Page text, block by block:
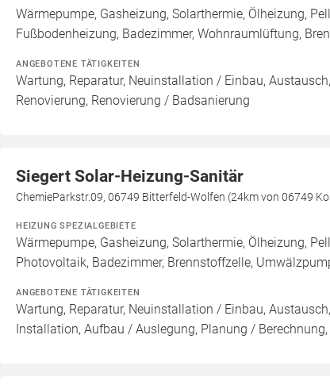
Wärmepumpe, Gasheizung, Solarthermie, Ölheizung,
Fußbodenheizung, Badezimmer, Wohnraumlüftung,
ANGEBOTENE TÄTIGKEITEN
Wartung, Reparatur, Neuinstallation / Einbau,
Renovierung, Renovierung / Badsanierung
Siegert Solar-Heizung-Sanitär
ChemieParkstr.09, 06749 Bitterfeld-Wolfen (24km von 06749
HEIZUNG SPEZIALGEBIETE
Wärmepumpe, Gasheizung, Solarthermie, Ölheizung,
Photovoltaik, Badezimmer, Brennstoffzelle,
ANGEBOTENE TÄTIGKEITEN
Wartung, Reparatur, Neuinstallation / Einbau,
Installation, Aufbau / Auslegung, Planung / Berechnung,